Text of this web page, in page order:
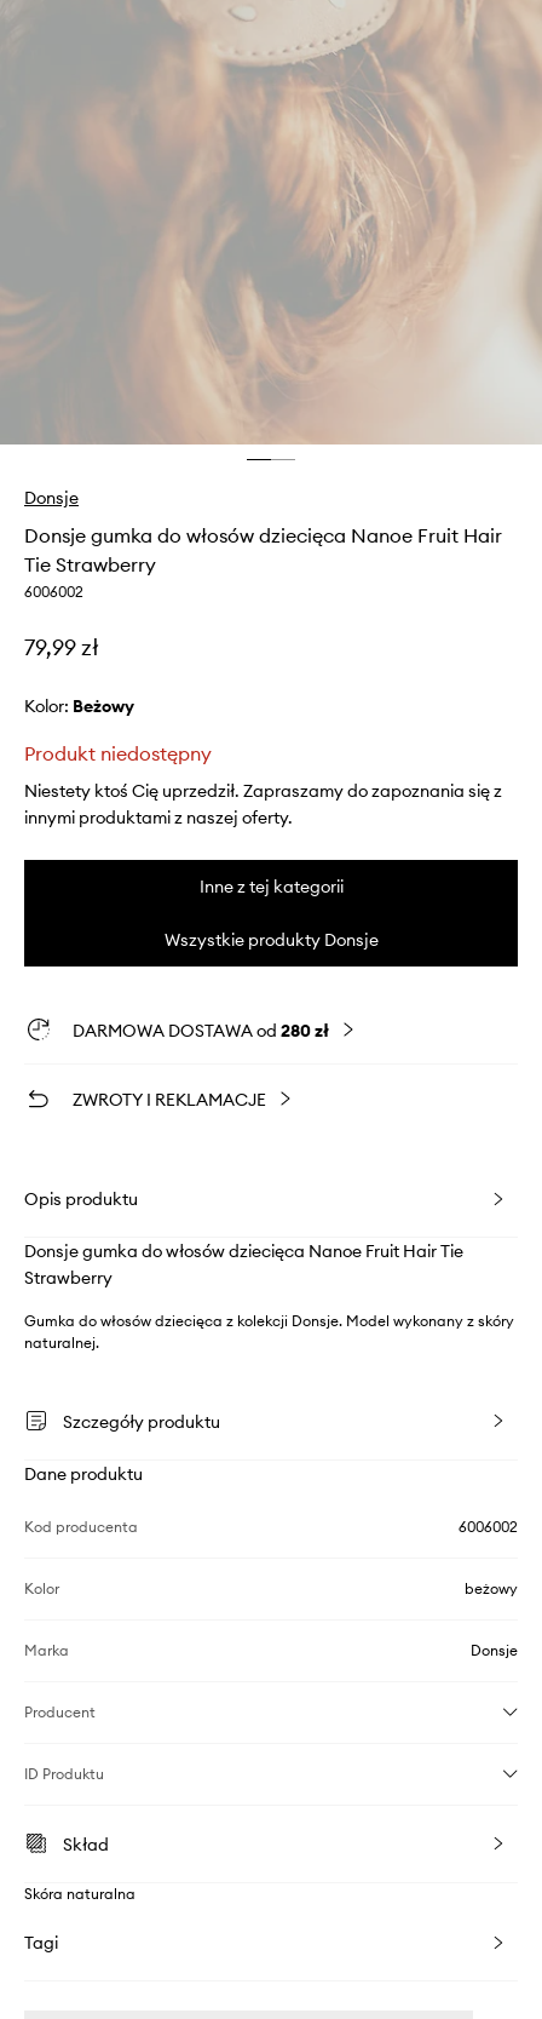
Donsje
Donsje gumka do włosów dziecięca Nanoe Fruit Hair
Tie Strawberry
6006002
79,99 zł
Kolor: beżowy
Produkt niedostępny
Niestety ktoś Cię uprzedził. Zapraszamy do zapoznania się z
innymi produktami z naszej oferty.
Inne z tej kategorii
Wszystkie produkty Donsje
DARMOWA DOSTAWA od 280 zł
ZWROTY I REKLAMACJE
Opis produktu
Donsje gumka do włosów dziecięca Nanoe Fruit Hair Tie
Strawberry
Gumka do włosów dziecięca z kolekcji Donsje. Model wykonany z skóry
naturalnej.
Szczegóły produktu
Dane produktu
Kod producenta 6006002
Kolor beżowy
Marka Donsje
Producent
ID Produktu
Skład
Skóra naturalna
Tagi